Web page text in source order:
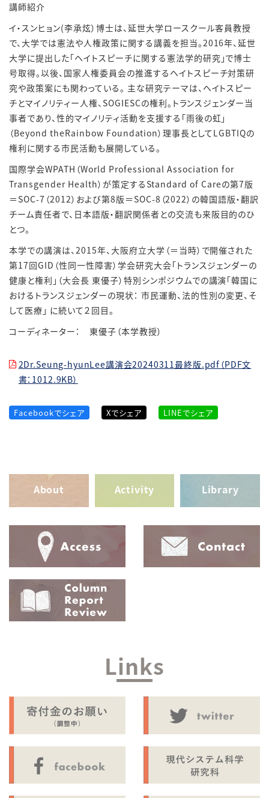
講師紹介
イ・スンヒョン(李承炫）博士は、延世大学ロースクール客員教授
で、大学では憲法や人権政策に関する講義を担当。2016年、延世
大学に提出した「ヘイトスピーチに関する憲法学的研究」で博士
号取得。以後、国家人権委員会の推進するヘイトスピーチ対策研
究や政策案にも関わっている。 主な研究テーマは、ヘイトスピー
チとマイノリティー人権、SOGIESCの権利。トランスジェンダー当
事者であり、性的マイノリティ活動を支援する「雨後の虹」
（Beyond theRainbow Foundation）理事長としてLGBTIQの
権利に関する市民活動も展開している。
国際学会WPATH（World Professional Association for
Transgender Health）が策定するStandard of Careの第7版
＝SOC-7（2012）および第8版＝SOC-8（2022）の韓国語版・翻訳
チーム責任者で、日本語版・翻訳関係者との交流も来阪目的のひ
とつ。
本学での講演は、2015年、大阪府立大学（＝当時）で開催された
第17回GID（性同一性障害）学会研究大会「トランスジェンダーの
健康と権利」（大会長 東優子）特別シンポジウムでの講演「韓国に
おけるトランスジェンダーの現状： 市民運動、法的性別の変更、そ
して医療」 に続いて２回目。
コーディネーター： 東優子（本学教授）
2Dr.Seung-hyunLee講演会20240311最終版.pdf（PDF文
書：1012.9KB）
Facebookでシェア Xでシェア LINEでシェア
About Activity Library
Links